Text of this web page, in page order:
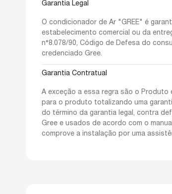
Garantia Legal
O condicionador de Ar "GREE" é
estabelecimento comercial ou da
n°8.078/90, Código de Defesa do
credenciado Gree.
Garantia Contratual
A exceção a essa regra são o Produto
para o produto totalizando uma
do término da garantia legal, contra
Gree e usados de acordo com o
comprove a instalação por uma